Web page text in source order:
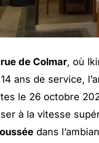
de Colmar, où
ans de service,
le 26 octobre
à la vitesse
dans